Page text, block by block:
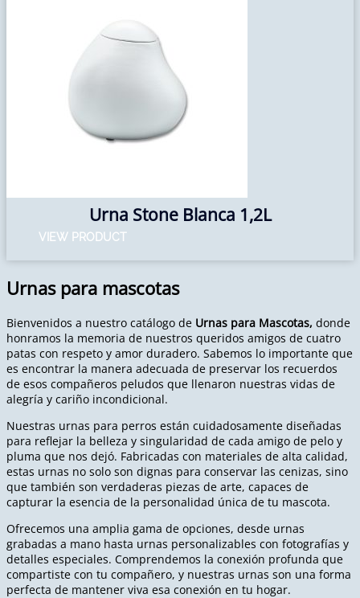
Urna Stone Blanca 1,2L
VIEW PRODUCT
Urnas para mascotas
Bienvenidos a nuestro catálogo de Urnas para Mascotas, donde
honramos la memoria de nuestros queridos amigos de cuatro
patas con respeto y amor duradero. Sabemos lo importante que
es encontrar la manera adecuada de preservar los recuerdos
de esos compañeros peludos que llenaron nuestras vidas de
alegría y cariño incondicional.
Nuestras urnas para perros están cuidadosamente diseñadas
para reflejar la belleza y singularidad de cada amigo de pelo y
pluma que nos dejó. Fabricadas con materiales de alta calidad,
estas urnas no solo son dignas para conservar las cenizas, sino
que también son verdaderas piezas de arte, capaces de
capturar la esencia de la personalidad única de tu mascota.
Ofrecemos una amplia gama de opciones, desde urnas
grabadas a mano hasta urnas personalizables con fotografías y
detalles especiales. Comprendemos la conexión profunda que
compartiste con tu compañero, y nuestras urnas son una forma
perfecta de mantener viva esa conexión en tu hogar.